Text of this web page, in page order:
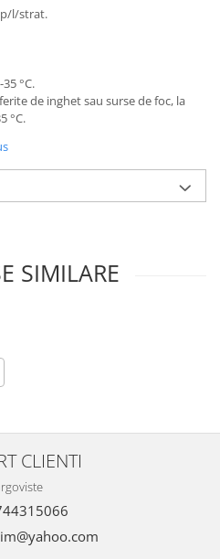
l/strat.
35 °C.
de inghet sau surse de foc, la
°C.
SIMILARE
CLIENTI